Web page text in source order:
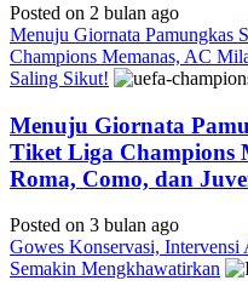
Posted on 2 bulan ago
Menuju Giornata Pamungkas
Champions Memanas, AC
Saling Sikut!
Menuju Giornata
Tiket Liga Champions
Roma, Como, dan
Posted on 3 bulan ago
Gowes Konservasi, Intervensi
Semakin Mengkhawatirkan